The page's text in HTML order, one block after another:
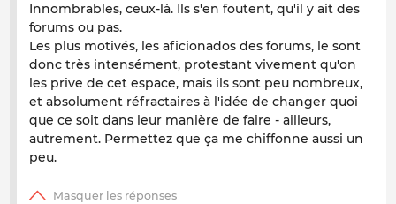
Innombrables, ceux-là. Ils s'en foutent, qu'il y ait des
forums ou pas.
Les plus motivés, les aficionados des forums, le sont
donc très intensément, protestant vivement qu'on
les prive de cet espace, mais ils sont peu nombreux,
et absolument réfractaires à l'idée de changer quoi
que ce soit dans leur manière de faire - ailleurs,
autrement. Permettez que ça me chiffonne aussi un
peu.